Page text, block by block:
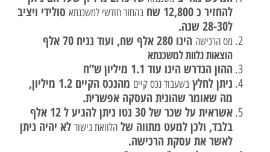
להחזיר כ 12,800 שח
בהחזר חודשי למשכנתא סולידי ויציב
ל28-30 שנה.
מס הרכישה הינו 280 אלף שח, ועוד נניח 70 אלף
הוצאות נלוותלמשכנתא
ההון הנדרש הינו עוד 1.1 מיליון
ש”ח
ניתן לחלץבשעבוד נכס קיים
מהנכס הקיים 1.2 מיליון,
מה שאומר שהונית העסקה אפשרית.
אשראית על שכר של 30 נטו ניתן להגיע ל 12 אלף
בלבד, ולכן למעט מתווה שלהלוואת גישור לא יהיה ניתן
לאשר את עסקת הרכישה.